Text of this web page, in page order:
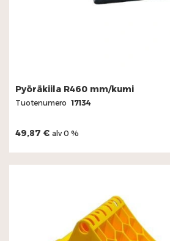
Pyöräkiila R460 mm/kumi
Tuotenumero 17134
49,87 € alv 0 %